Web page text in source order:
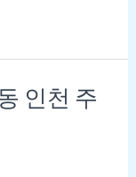
인천 주